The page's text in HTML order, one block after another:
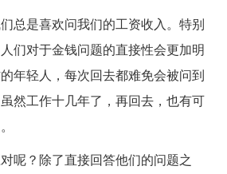
总是喜欢问我们的工资收入。特别
们对于金钱问题的直接性会更加明
年轻人，每次回去都难免会被问到
然工作十几年了，再回去，也有可
呢？除了直接回答他们的问题之